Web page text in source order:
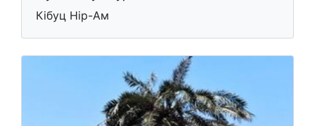
Кібуц Нір-Ам